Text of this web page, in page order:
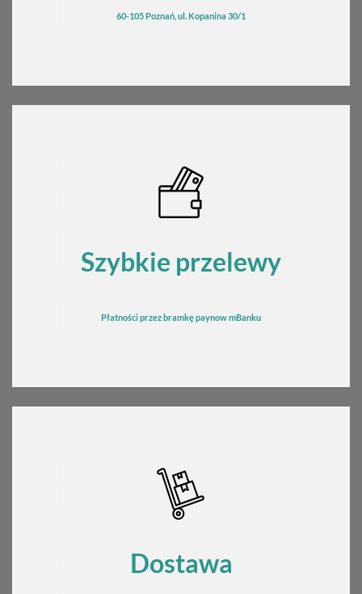
60-105 Poznań, ul. Kopanina 30/1
Szybkie przelewy
Płatności przez bramkępaynow mBanku
Dostawa